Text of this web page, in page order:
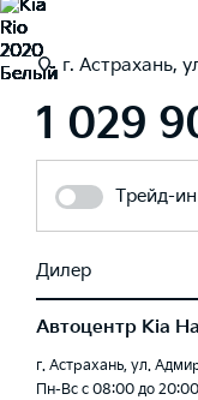
г. Астрахань,
1 029
Трейд-ин
Дилер
Автоцентр Kia
г. Астрахань, ул.
Пн-Вс с 08:00 до 20:00